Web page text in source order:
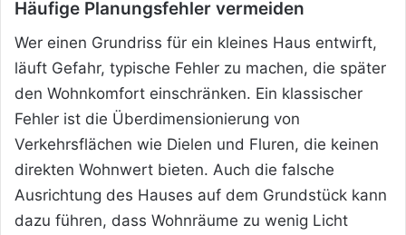
Häufige Planungsfehler vermeiden
Wer einen Grundriss für ein kleines Haus entwirft,
läuft Gefahr, typische Fehler zu machen, die später
den Wohnkomfort einschränken. Ein klassischer
Fehler ist die Überdimensionierung von
Verkehrsflächen wie Dielen und Fluren, die keinen
direkten Wohnwert bieten. Auch die falsche
Ausrichtung des Hauses auf dem Grundstück kann
dazu führen, dass Wohnräume zu wenig Licht